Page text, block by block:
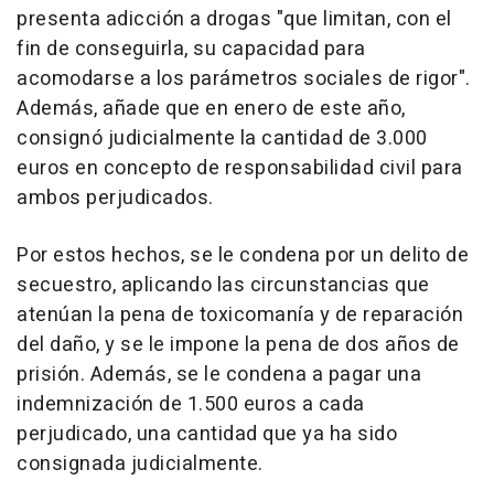
presenta adicción a drogas "que limitan, con el
fin de conseguirla, su capacidad para
acomodarse a los parámetros sociales de rigor".
Además, añade que en enero de este año,
consignó judicialmente la cantidad de 3.000
euros en concepto de responsabilidad civil para
ambos perjudicados.
Por estos hechos, se le condena por un delito de
secuestro, aplicando las circunstancias que
atenúan la pena de toxicomanía y de reparación
del daño, y se le impone la pena de dos años de
prisión. Además, se le condena a pagar una
indemnización de 1.500 euros a cada
perjudicado, una cantidad que ya ha sido
consignada judicialmente.